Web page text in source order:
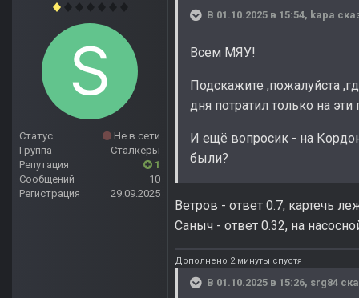
Статус
Не в сети
Группа
Сталкеры
Репутация
1
Сообщений
10
Регистрация
29.09.2025
В 01.10.2025 в 15:54, kapa
Всем МЯУ!
Подскажите ,пожалуйста
дня потратил только на эти
И ещё вопросик - на
были?
Ветров - ответ 0.7, картечь
Саныч - ответ 0.32, на
Дополнено 2 минуты спустя
В 01.10.2025 в 15:26, srg84